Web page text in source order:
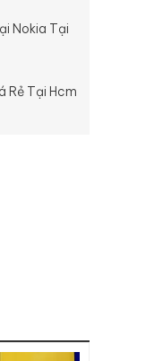
Nokia Tại
Rẻ Tại Hcm